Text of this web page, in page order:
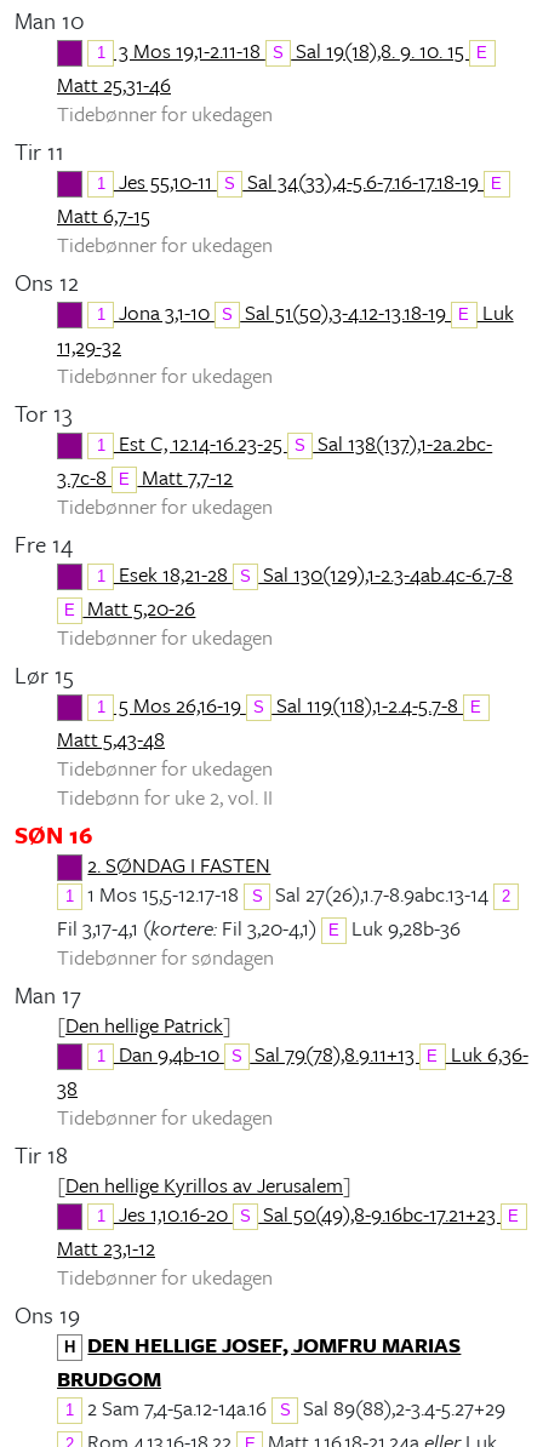
Man 10
1 3 Mos 19,1-2.11-18 S Sal 19(18),8. 9. 10. 15 E
Matt 25,31-46
Tidebønner for ukedagen
Tir 11
1 Jes 55,10-11 S Sal 34(33),4-5.6-7.16-17.18-19 E
Matt 6,7-15
Tidebønner for ukedagen
Ons 12
1 Jona 3,1-10 S Sal 51(50),3-4.12-13.18-19 E
Luk
11,29-32
Tidebønner for ukedagen
Tor 13
1 Est C, 12.14-16.23-25 S
Sal 138(137),1-2a.2bc-
3.7c-8
E
Matt 7,7-12
Tidebønner for ukedagen
Fre 14
1 Esek 18,21-28 S Sal 130(129),1-2.3-4ab.4c-6.7-8
E
Matt 5,20-26
Tidebønner for ukedagen
Lør 15
1 5 Mos 26,16-19 S Sal 119(118),1-2.4-5.7-8 E
Matt 5,43-48
Tidebønner for ukedagen
Tidebønn for uke 2, vol. II
SØN 16
2. SØNDAG I FASTEN
1 1 Mos 15,5-12.17-18 S Sal 27(26),1.7-8.9abc.13-14 2
Fil 3,17-4,1 (kortere: Fil 3,20-4,1) E
Luk 9,28b-36
Tidebønner for søndagen
Man 17
[Den hellige Patrick]
1 Dan 9,4b-10 S Sal 79(78),8.9.11+13 E
Luk 6,36-
38
Tidebønner for ukedagen
Tir 18
[Den hellige Kyrillos av Jerusalem]
1 Jes 1,10.16-20 S Sal 50(49),8-9.16bc-17.21+23 E
Matt 23,1-12
Tidebønner for ukedagen
Ons 19
H
DEN HELLIGE JOSEF, JOMFRU MARIAS
BRUDGOM
1 2 Sam 7,4-5a.12-14a.16 S Sal 89(88),2-3.4-5.27+29